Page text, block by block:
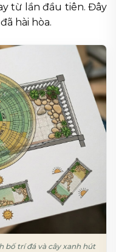
từ lần đầu tiên. Đây
hài hòa.
bố trí đá và cây xanh hút